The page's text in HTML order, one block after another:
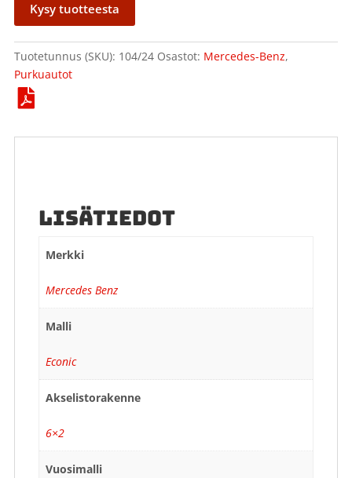
Kysy tuotteesta
Tuotetunnus (SKU): 104/24 Osastot: Mercedes-Benz,
Purkuautot
LISÄTIEDOT
Merkki
Mercedes Benz
Malli
Econic
Akselistorakenne
6×2
Vuosimalli